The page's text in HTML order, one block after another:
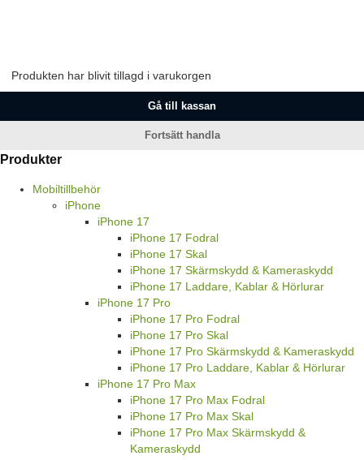
Produkten har blivit tillagd i varukorgen
Gå till kassan
Fortsätt handla
Produkter
Mobiltillbehör
iPhone
iPhone 17
iPhone 17 Fodral
iPhone 17 Skal
iPhone 17 Skärmskydd & Kameraskydd
iPhone 17 Laddare, Kablar & Hörlurar
iPhone 17 Pro
iPhone 17 Pro Fodral
iPhone 17 Pro Skal
iPhone 17 Pro Skärmskydd & Kameraskydd
iPhone 17 Pro Laddare, Kablar & Hörlurar
iPhone 17 Pro Max
iPhone 17 Pro Max Fodral
iPhone 17 Pro Max Skal
iPhone 17 Pro Max Skärmskydd &
Kameraskydd